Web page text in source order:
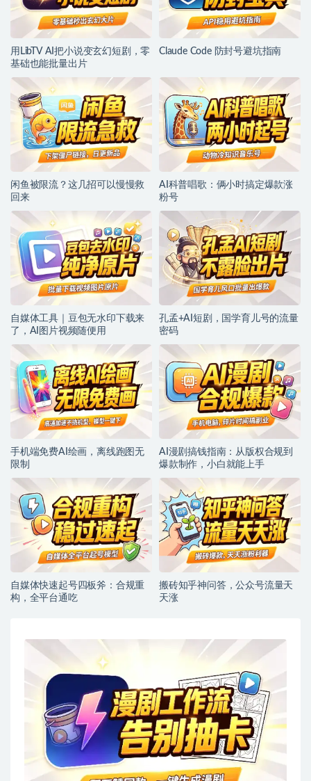
用LibTV AI把小说变玄幻短剧，零
基础也能批量出片
Claude Code 防封号避坑指南
闲鱼被限流？这几招可以慢慢救
回来
AI科普唱歌：俩小时搞定爆款涨
粉号
自媒体工具｜豆包无水印下载来
了，AI图片视频随便用
孔孟+AI短剧，国学育儿号的流量
密码
手机端免费AI绘画，离线跑图无
限制
AI漫剧搞钱指南：从版权合规到
爆款制作，小白就能上手
自媒体快速起号四板斧：合规重
构，全平台通吃
搬砖知乎神问答，公众号流量天
天涨